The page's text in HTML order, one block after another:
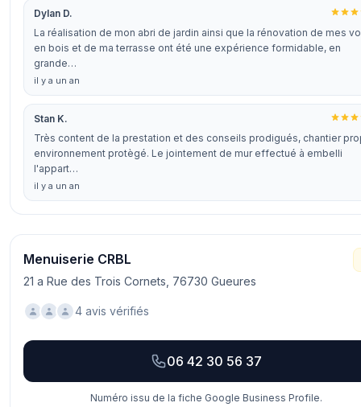
Dylan D.
La réalisation de mon abri de jardin ainsi que la rénovation de mes
en bois et de ma terrasse ont été une expérience formidable, en
grande…
il y a un an
Stan K.
Très content de la prestation et des conseils prodigués, chantier
environnement protègé. Le jointement de mur effectué à embelli
l'appart…
il y a un an
Menuiserie CRBL
21 a Rue des Trois Cornets, 76730 Gueures
4 avis vérifiés
06 42 30 56 37
Numéro issu de la fiche Google Business Profile.